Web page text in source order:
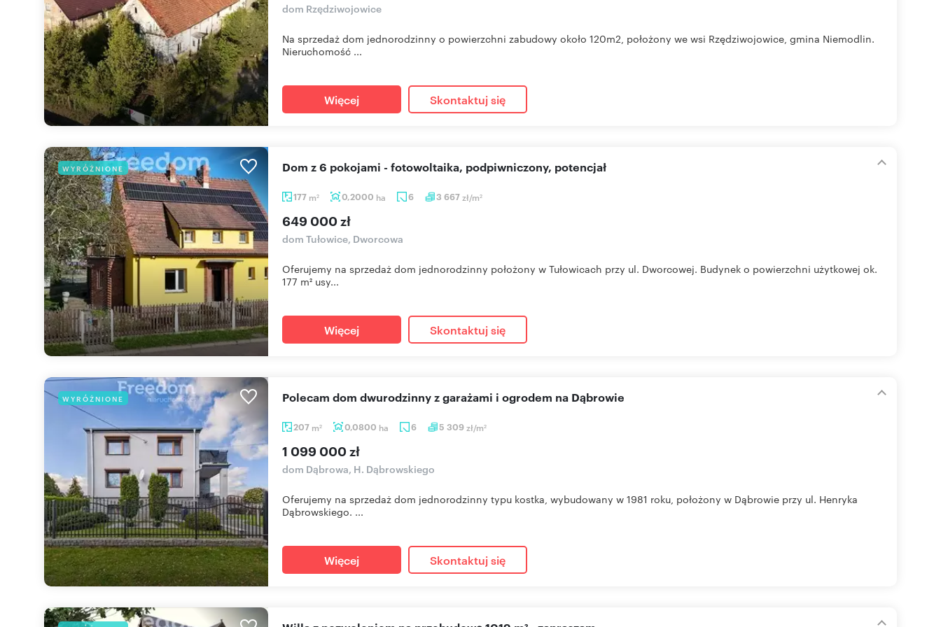
dom Rzędziwojowice
Na sprzedaż dom jednorodzinny o powierzchni zabudowy około 120m2, położony we wsi Rzędziwojowice, gmina Niemodlin.
Nieruchomość ...
Więcej Skontaktuj się
WYRÓŻNIONE
177 m2 0,2000 ha 6 3 667zł/m2
Dom z 6 pokojami - fotowoltaika, podpiwniczony, potencjał
649 000 zł
dom Tułowice, Dworcowa
Oferujemy na sprzedaż dom jednorodzinny położony w Tułowicach przy ul. Dworcowej. Budynek o powierzchni użytkowej ok.
177 m² usy...
Więcej Skontaktuj się
WYRÓŻNIONE
207 m2 0,0800 ha 6 5 309zł/m2
Polecam dom dwurodzinny z garażami i ogrodem na Dąbrowie
1 099 000 zł
dom Dąbrowa, H. Dąbrowskiego
Oferujemy na sprzedaż dom jednorodzinny typu kostka, wybudowany w 1981 roku, położony w Dąbrowie przy ul. Henryka
Dąbrowskiego. ...
Więcej Skontaktuj się